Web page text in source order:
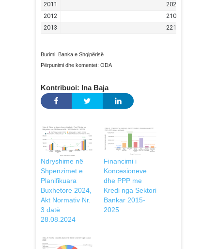
Burimi: Banka e Shqipërisë
Përpunimi dhe komentet: ODA
Kontribuoi: Ina Baja
Ndryshime në
Shpenzimet e
Planifikuara
Buxhetore 2024,
Akt Normativ Nr.
3 datë
28.08.2024
Financimi i
Koncesioneve
dhe PPP me
Kredi nga Sektori
Bankar 2015-
2025